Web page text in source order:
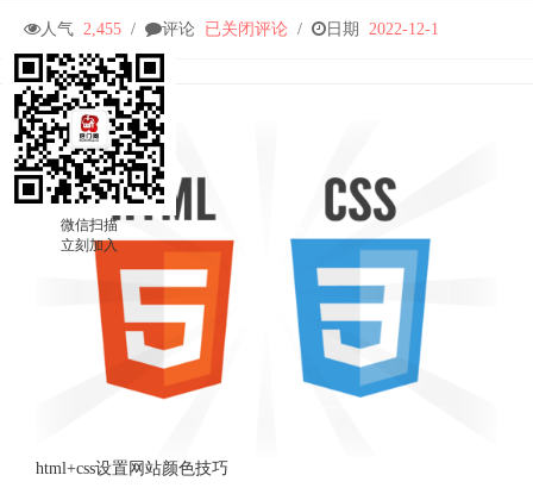
人气 2,455 / 评论 特
网
快
已关闭评论 / 日期 2022-12-1
html+css设置网站颜色技巧
微信扫描
立刻加入